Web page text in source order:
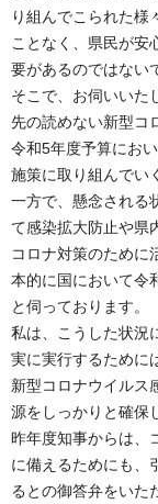
り組んでこられた様
ことなく、県民が安
要があるのではない
そこで、お伺いいた
先の読めない新型コ
令和5年度予算にお
施策に取り組んでい
一方で、懸念される
て感染拡大防止や県
コロナ対策のために
本的に国において令
と伺っております。
私は、こうした状況
実に実行するために
新型コロナウイルス
源をしっかりと確保
昨年度知事からは、
に備えるためにも、
るとの御答弁をいた